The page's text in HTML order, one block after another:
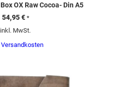
OX Raw Cocoa- Din A5
54,95€ *
inkl. MwSt.
Versandkosten